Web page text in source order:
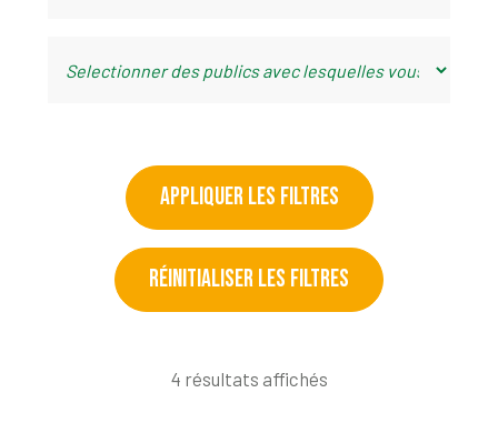
APPLIQUER LES FILTRES
RÉINITIALISER LES FILTRES
4 résultats affichés